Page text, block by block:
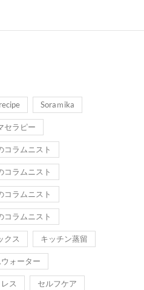
recipe Soraｍika
セラピー
コラムニスト
コラムニスト
コラムニスト
コラムニスト
クス キッチン蒸留
ォーター
ス セルフケア